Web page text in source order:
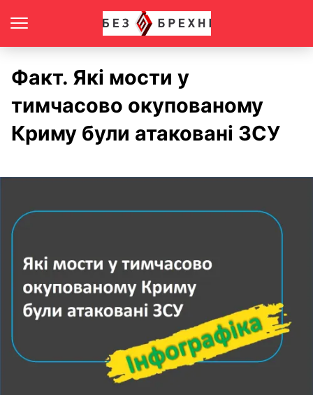
Факт. Які мости у
тимчасово окупованому
Криму були атаковані ЗСУ